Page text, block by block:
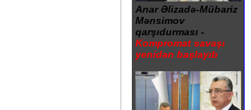
Anar Əlizadə-Mübariz
Mənsimov
qarşıdurması -
Kompromat savaşı
yenidən başlayıb